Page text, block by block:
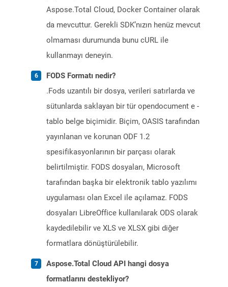
Aspose.Total Cloud, Docker Container olarak
da mevcuttur. Gerekli SDK’nızın henüz mevcut
olmaması durumunda bunu cURL ile
kullanmayı deneyin.
FODS Formatı nedir?
.Fods uzantılı bir dosya, verileri satırlarda ve
sütunlarda saklayan bir tür opendocument e -
tablo belge biçimidir. Biçim, OASIS tarafından
yayınlanan ve korunan ODF 1.2
spesifikasyonlarının bir parçası olarak
belirtilmiştir. FODS dosyaları, Microsoft
tarafından başka bir elektronik tablo yazılımı
uygulaması olan Excel ile açılamaz. FODS
dosyaları LibreOffice kullanılarak ODS olarak
kaydedilebilir ve XLS ve XLSX gibi diğer
formatlara dönüştürülebilir.
Aspose.Total Cloud API hangi dosya
formatlarını destekliyor?